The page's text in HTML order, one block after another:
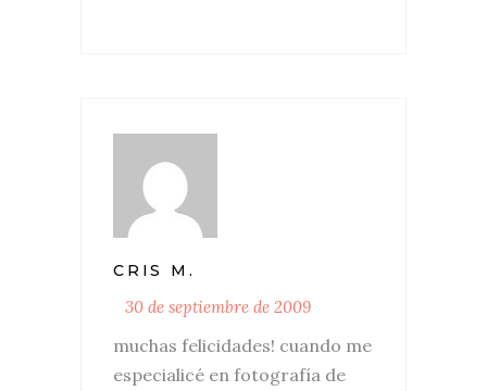
CRIS M.
30 de septiembre de 2009
muchas felicidades! cuando me
especialicé en fotografía de